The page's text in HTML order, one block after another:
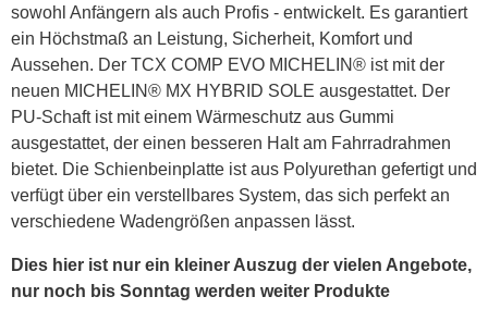
sowohl Anfängern als auch Profis - entwickelt. Es garantiert
ein Höchstmaß an Leistung, Sicherheit, Komfort und
Aussehen. Der TCX COMP EVO MICHELIN® ist mit der
neuen MICHELIN® MX HYBRID SOLE ausgestattet. Der
PU-Schaft ist mit einem Wärmeschutz aus Gummi
ausgestattet, der einen besseren Halt am Fahrradrahmen
bietet. Die Schienbeinplatte ist aus Polyurethan gefertigt und
verfügt über ein verstellbares System, das sich perfekt an
verschiedene Wadengrößen anpassen lässt.
Dies hier ist nur ein kleiner Auszug der vielen Angebote,
nur noch bis Sonntag werden weiter Produkte